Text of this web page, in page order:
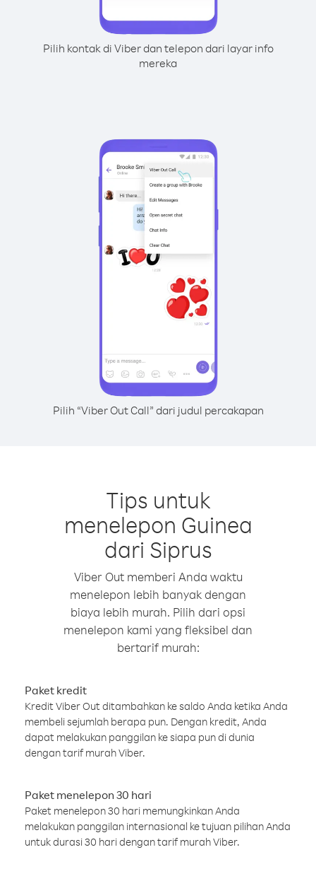
Pilih kontak di Viber dan telepon dari layar info
mereka
Pilih “Viber Out Call” dari judul percakapan
Tips untuk
menelepon Guinea
dari Siprus
Viber Out memberi Anda waktu
menelepon lebih banyak dengan
biaya lebih murah. Pilih dari opsi
menelepon kami yang fleksibel dan
bertarif murah:
Paket kredit
Kredit Viber Out ditambahkan ke saldo Anda ketika Anda
membeli sejumlah berapa pun. Dengan kredit, Anda
dapat melakukan panggilan ke siapa pun di dunia
dengan tarif murah Viber.
Paket menelepon 30 hari
Paket menelepon 30 hari memungkinkan Anda
melakukan panggilan internasional ke tujuan pilihan Anda
untuk durasi 30 hari dengan tarif murah Viber.